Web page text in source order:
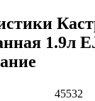
1.9л
45532